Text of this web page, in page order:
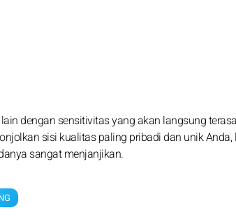
dengan sensitivitas yang akan langsung
sisi kualitas paling pribadi dan unik Anda,
sangat menjanjikan.